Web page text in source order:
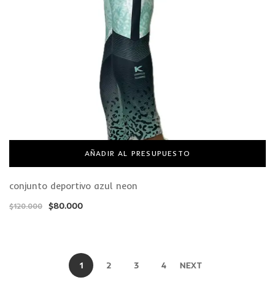
AÑADIR AL PRESUPUESTO
conjunto deportivo azul neon
$120.000 $80.000
1 2 3 4 NEXT